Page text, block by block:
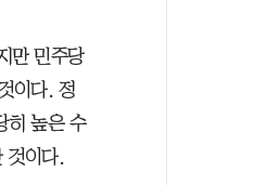
만 민주당
이다. 정
히 높은 수
것이다.